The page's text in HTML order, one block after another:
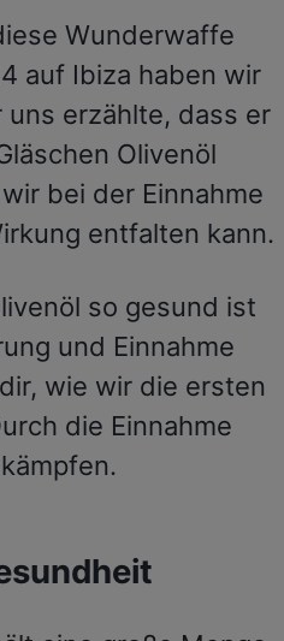
Wunderwaffe
auf Ibiza haben wir
erzählte, dass er
Olivenöl
bei der Einnahme
entfalten kann.
so gesund ist
und Einnahme
wie wir die ersten
die Einnahme